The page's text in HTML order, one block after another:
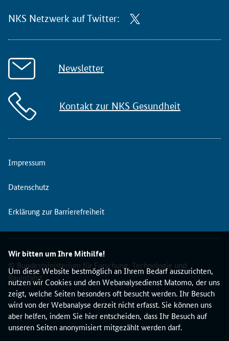
Wir bitten um Ihre Mithilfe!
Um diese Website bestmöglich an Ihrem Bedarf auszurichten,
nutzen wir Cookies und den Webanalysedienst Matomo, der uns
zeigt, welche Seiten besonders oft besucht werden. Ihr Besuch
wird von der Webanalyse derzeit nicht erfasst. Sie können uns
aber helfen, indem Sie hier entscheiden, dass Ihr Besuch auf
unseren Seiten anonymisiert mitgezählt werden darf.
NKS Netzwerk auf Twitter:
Newsletter
Kontakt zur NKS Gesundheit
Impressum
Datenschutz
Erklärung zur Barrierefreiheit
© Bundesministerium für Forschung, Technologie und
Raumfahrt